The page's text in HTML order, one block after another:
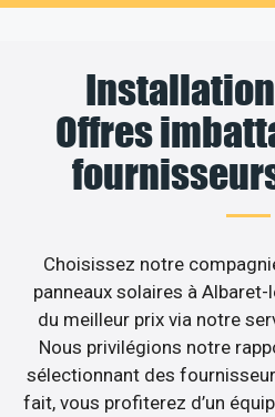
Offres
Choisissez notre
panneaux solaires à
du meilleur prix via notre
Nous privilégions notre
sélectionnant des
fait, vous profiterez d’un